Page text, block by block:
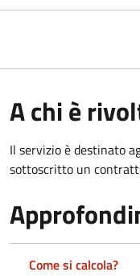
A chi è
Il servizio è destinato
sottoscritto un
Come si calcola?